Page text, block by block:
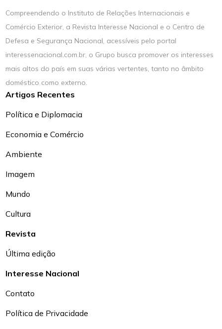
Compreendendo o Instituto de Relações Internacionais e
Comércio Exterior, a Revista Interesse Nacional e o Centro de
Defesa e Segurança Nacional, acessíveis pelo portal
interessenacional.com.br, o Grupo busca promover os interesses
mais altos do país em suas várias vertentes, tanto no âmbito
doméstico como externo.
Artigos Recentes
Política e Diplomacia
Economia e Comércio
Ambiente
Imagem
Mundo
Cultura
Revista
Última edição
Interesse Nacional
Contato
Política de Privacidade